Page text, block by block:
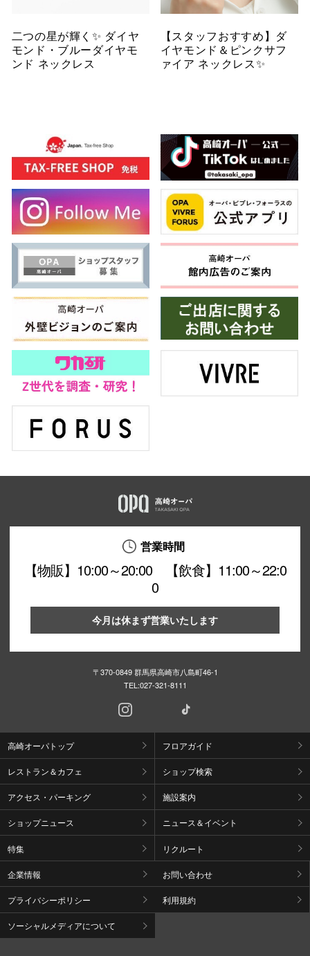
二つの星が輝く✨ ダイヤ
モンド・ブルーダイヤモ
ンド ネックレス
【スタッフおすすめ】ダ
イヤモンド＆ピンクサフ
ァイア ネックレス✨
営業時間
【物販】10:00～20:00 【飲食】11:00～22:0
0
今月は休まず営業いたします
〒370-0849 群馬県高崎市八島町46-1
TEL:027-321-8111
高崎オーパトップ フロアガイド
レストラン＆カフェ ショップ検索
アクセス・パーキング 施設案内
ショップニュース ニュース＆イベント
特集 リクルート
企業情報 お問い合わせ
プライバシーポリシー 利用規約
ソーシャルメディアについて